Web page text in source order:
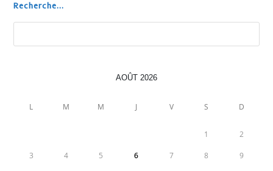
Recherche...
AOÛT 2026
L M M J V S D
1 2
3 4 5 6 7 8 9